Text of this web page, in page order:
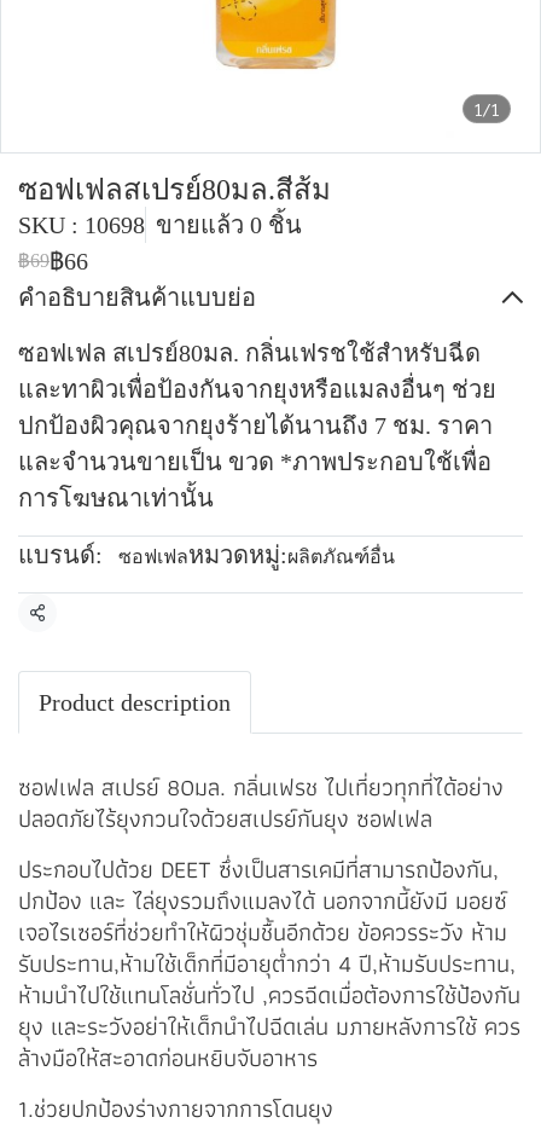
1/1
ซอฟเฟลสเปรย์80มล.สีส้ม
SKU : 10698 ขายแล้ว 0 ชิ้น
฿69฿66
คำอธิบายสินค้าแบบย่อ
ซอฟเฟล สเปรย์80มล. กลิ่นเฟรชใช้สำหรับฉีด
และทาผิวเพื่อป้องกันจากยุงหรือแมลงอื่นๆ ช่วย
ปกป้องผิวคุณจากยุงร้ายได้นานถึง 7 ชม. ราคา
และจำนวนขายเป็น ขวด *ภาพประกอบใช้เพื่อ
การโฆษณาเท่านั้น
แบรนด์: ซอฟเฟลหมวดหมู่:ผลิตภัณฑ์อื่น
แชร์
Product description
ซอฟเฟล สเปรย์ 80มล. กลิ่นเฟรช ไปเที่ยวทุกที่ได้อย่าง
ปลอดภัยไร้ยุงกวนใจด้วยสเปรย์กันยุง ซอฟเฟล
ประกอบไปด้วย DEET ซึ่งเป็นสารเคมีที่สามารถป้องกัน,
ปกป้อง และ ไล่ยุงรวมถึงแมลงได้ นอกจากนี้ยังมี มอยซ์
เจอไรเซอร์ที่ช่วยทำให้ผิวชุ่มชื้นอีกด้วย ข้อควรระวัง ห้าม
รับประทาน,ห้ามใช้เด็กที่มีอายุต่ำกว่า 4 ปี,ห้ามรับประทาน,
ห้ามนำไปใช้แทนโลชั่นทั่วไป ,ควรฉีดเมื่อต้องการใช้ป้องกัน
ยุง และระวังอย่าให้เด็กนำไปฉีดเล่น มภายหลังการใช้ ควร
ล้างมือให้สะอาดก่อนหยิบจับอาหาร
1.ช่วยปกป้องร่างกายจากการโดนยุง